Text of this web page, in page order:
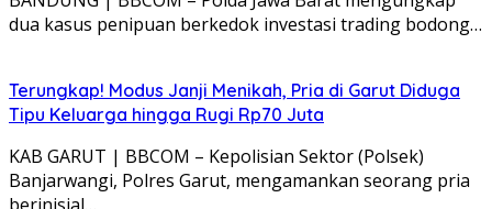
dua kasus penipuan berkedok investasi trading bodong…
Terungkap! Modus Janji Menikah, Pria di Garut Diduga
Tipu Keluarga hingga Rugi Rp70 Juta
KAB GARUT | BBCOM – Kepolisian Sektor (Polsek)
Banjarwangi, Polres Garut, mengamankan seorang pria
berinisial…